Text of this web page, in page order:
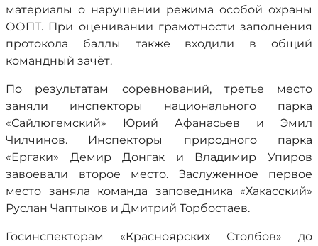
материалы о нарушении режима особой охраны
ООПТ. При оценивании грамотности заполнения
протокола баллы также входили в общий
командный зачёт.
По результатам соревнований, третье место
заняли инспекторы национального парка
«Сайлюгемский» Юрий Афанасьев и Эмил
Чилчинов. Инспекторы природного парка
«Ергаки» Демир Донгак и Владимир Упиров
завоевали второе место. Заслуженное первое
место заняла команда заповедника «Хакасский»
Руслан Чаптыков и Дмитрий Торбостаев.
Госинспекторам «Красноярских Столбов» до